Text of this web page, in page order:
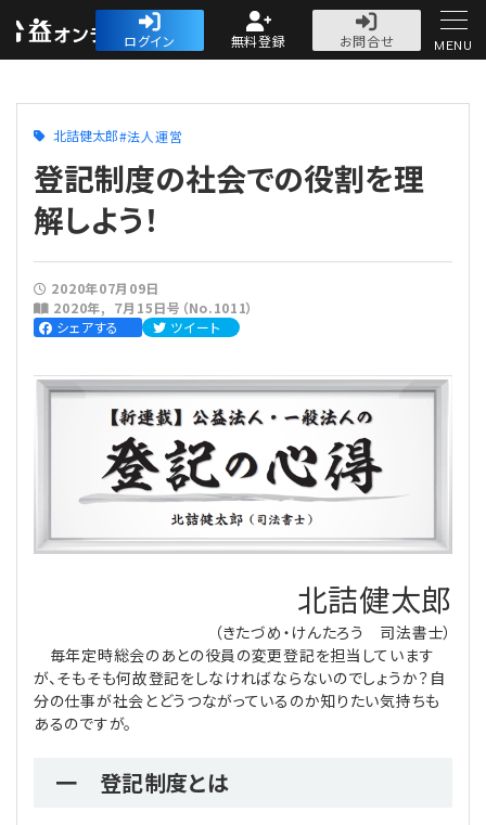
公益・一般法人オ
ログイン 無料登録
お問合せ
人気記事
法人運営
法人運営
評議員会・社員総会
理事・監事
登記関連
定款関連
会計・税務
会計・税務
定期提出書類
会計処理
税務
インボイス
労務管理
法改正-労務
法務
個人情報
法改正-法務
経営
資産運用
IT
連載
論壇
【連載】公益法人制度のリアル
【連載】これからの時代の資産運用
無料記事
MENU
北詰健太郎 法人運営
登記制度の社会での役割を理
解しよう！
2020年07月09日
2020年
７月15日号（No.1011）
シェアする
ツイート
北詰健太郎
（きたづめ・けんたろう 司法書士）
毎年定時総会のあとの役員の変更登記を担当しています
が、そもそも何故登記をしなければならないのでしょうか？自
分の仕事が社会とどうつながっているのか知りたい気持ちも
あるのですが。
一 登記制度とは